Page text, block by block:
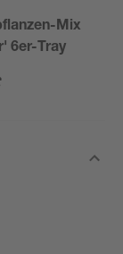
Mix
6er-Tray